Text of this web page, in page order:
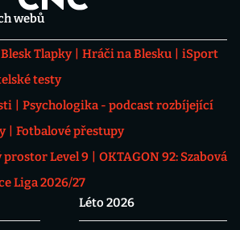
webů
Blesk Tlapky Hráči na Blesku
iSport
testy
Psychologika - podcast rozbíjející
Fotbalové přestupy
prostor Level 9
OKTAGON 92: Szabová
Liga 2026/27
Léto 2026